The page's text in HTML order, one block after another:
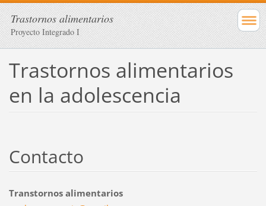
Trastornos alimentarios
Proyecto Integrado I
Trastornos alimentarios
en la adolescencia
Contacto
Transtornos alimentarios